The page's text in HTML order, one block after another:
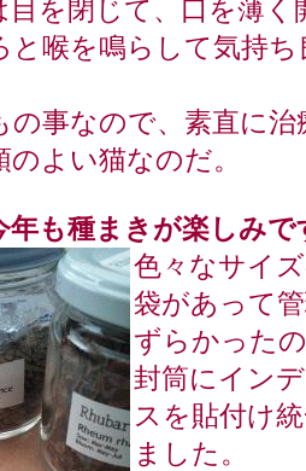
目を閉じて、口を薄く
と喉を鳴らして気持ち
の事なので、素直に治
よい猫なのだ。
年も種まきが楽しみで
色々なサイ
袋があって
ずらかった
封筒にイン
スを貼付け
ました。